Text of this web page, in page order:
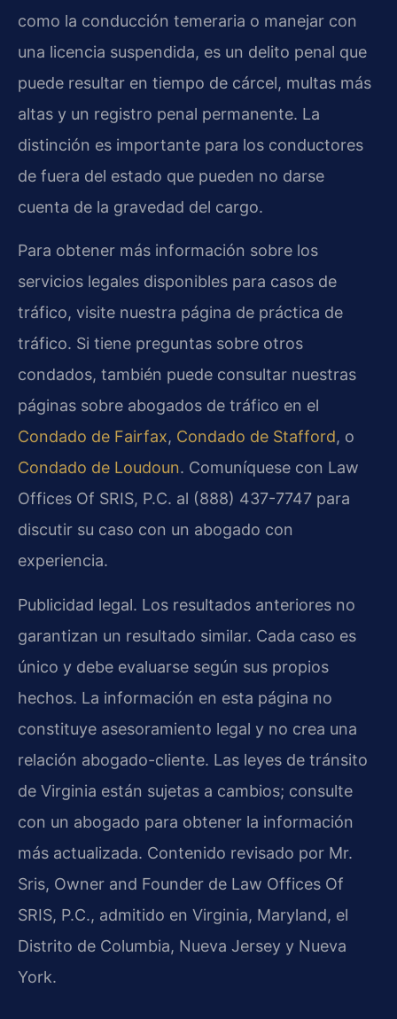
como la conducción temeraria o manejar con
una licencia suspendida, es un delito penal que
puede resultar en tiempo de cárcel, multas más
altas y un registro penal permanente. La
distinción es importante para los conductores
de fuera del estado que pueden no darse
cuenta de la gravedad del cargo.
Para obtener más información sobre los
servicios legales disponibles para casos de
tráfico, visite nuestra página de práctica de
tráfico. Si tiene preguntas sobre otros
condados, también puede consultar nuestras
páginas sobre abogados de tráfico en el
Condado de Fairfax, Condado de Stafford, o
Condado de Loudoun. Comuníquese con Law
Offices Of SRIS, P.C. al (888) 437-7747 para
discutir su caso con un abogado con
experiencia.
Publicidad legal. Los resultados anteriores no
garantizan un resultado similar. Cada caso es
único y debe evaluarse según sus propios
hechos. La información en esta página no
constituye asesoramiento legal y no crea una
relación abogado-cliente. Las leyes de tránsito
de Virginia están sujetas a cambios; consulte
con un abogado para obtener la información
más actualizada. Contenido revisado por Mr.
Sris, Owner and Founder de Law Offices Of
SRIS, P.C., admitido en Virginia, Maryland, el
Distrito de Columbia, Nueva Jersey y Nueva
York.